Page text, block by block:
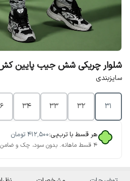
شلوار چریکی شش جیب پایین کش
سایزبندی
31
32
33
34
هر قسط با ترب‌پی:۴۱۲٬۵۰۰ تومان
۴ قسط ماهانه. بدون سود، چک و ضامن.